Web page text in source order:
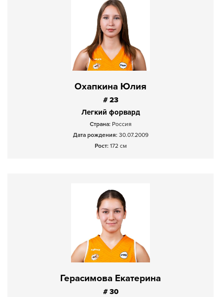
Охапкина Юлия
# 23
Легкий форвард
Страна: Россия
Дата рождения: 30.07.2009
Рост: 172 см
Герасимова Екатерина
# 30